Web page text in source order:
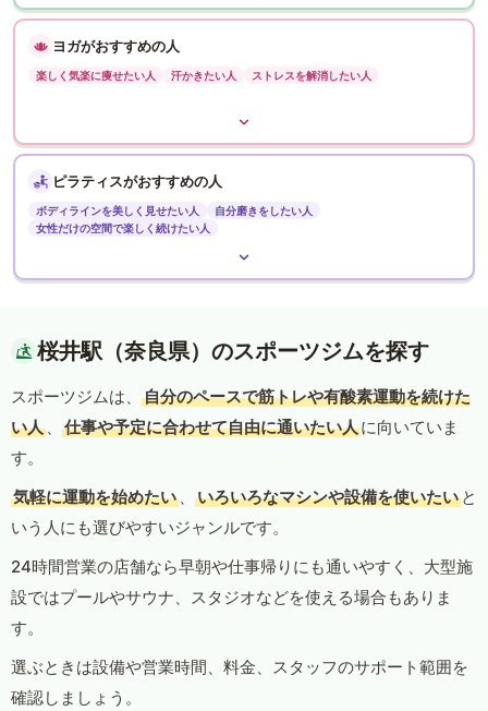
ヨガがおすすめの人
楽しく気楽に痩せたい人 汗かきたい人 ストレスを解消したい人
ピラティスがおすすめの人
ボディラインを美しく見せたい人
自分磨きをしたい人
女性だけの空間で楽しく続けたい人
桜井駅（奈良県）のスポーツジムを探す
スポーツジムは、
自分のペースで筋トレや有酸素運動を続けた
い人 、 仕事や予定に合わせて自由に通いたい人に向いていま
す。
気軽に運動を始めたい 、 いろいろなマシンや設備を使いたい と
いう人にも選びやすいジャンルです。
24時間営業の店舗なら早朝や仕事帰りにも通いやすく、大型施
設ではプールやサウナ、スタジオなどを使える場合もありま
す。
選ぶときは設備や営業時間、料金、スタッフのサポート範囲を
確認しましょう。